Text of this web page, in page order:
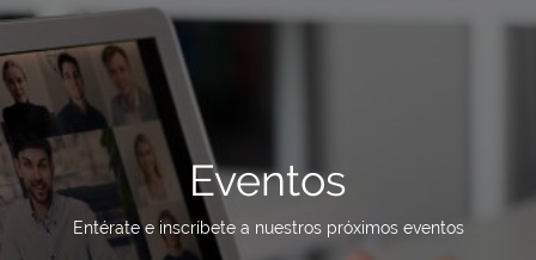
Eventos
Entérate e inscríbete a nuestros próximos eventos